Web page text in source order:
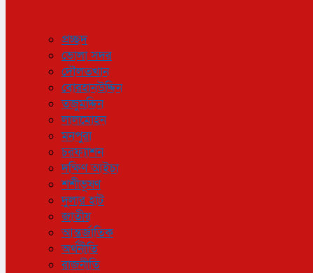
প্রচ্ছদ
ভোলা সদর
দৌলতখান
বোরহানউদ্দিন
তজুমদ্দিন
লালমোহন
মনপুরা
চরফ্যাশন
দক্ষিণ আইচা
শশীভূষণ
দুলার হাট
জাতীয়
আন্তর্জাতিক
অর্থনীতি
রাজনীতি